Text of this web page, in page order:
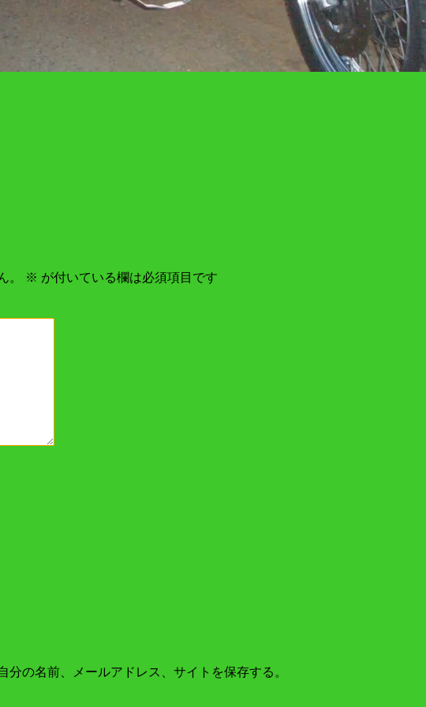
※ が付いている欄は必須項目です
の名前、メールアドレス、サイトを保存する。